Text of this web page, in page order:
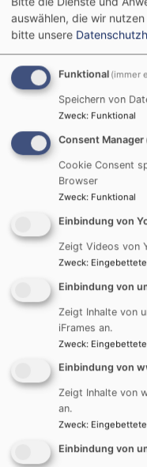
So, 13.9. 17 Uhr
Abendgottesdienst
Pfarrer Stefan Reichenbacher
Neu-Ulm / Reutti
So, 20.9. 10:15-18
Bergkirchweih
Pfarrer Stefan Reichenbacher
auswählen, die wir
bitte unsere
Funktional (immer
Speichern von
Zweck: Funktional
Consent Manager
Cookie Consent
Browser
Zweck: Funktional
Einbindung von
Zeigt Videos von
Zweck:
Einbindung von
Zeigt Inhalte von
iFrames an.
Zweck:
Einbindung von
Zeigt Inhalte von
an.
Zweck:
Einbindung von